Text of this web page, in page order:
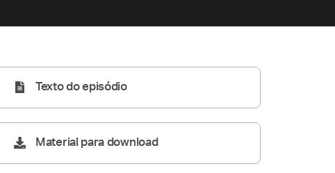
Texto do episódio
Material para download